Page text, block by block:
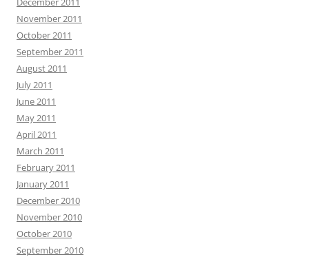
November 2011
October 2011
September 2011
August 2011
July 2011
June 2011
May 2011
April 2011
March 2011
February 2011
January 2011
December 2010
November 2010
October 2010
September 2010